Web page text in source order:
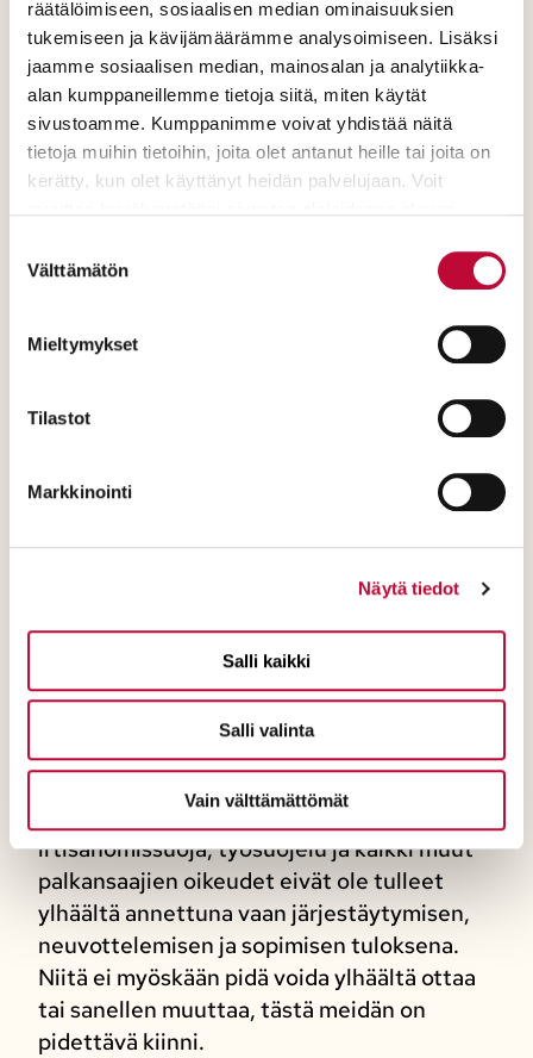
räätälöimiseen, sosiaalisen median ominaisuuksien
tukemiseen ja kävijämäärämme analysoimiseen. Lisäksi
jaamme sosiaalisen median, mainosalan ja analytiikka-
alan kumppaneillemme tietoja siitä, miten käytät
sivustoamme. Kumppanimme voivat yhdistää näitä
tietoja muihin tietoihin, joita olet antanut heille tai joita on
kerätty, kun olet käyttänyt heidän palvelujaan. Voit
valinta
Välttämätön
Mieltymykset
Tilastot
Markkinointi
Näytä tiedot
Salli kaikki
Salli valinta
Vain välttämättömät
lomarahaleikkausten, aktiivimallin,
vuorotteluvapaaleikkauksen,
työvoimapoliittisen koulutuksen
romahduttamisen, koeajan pidennyksen,
työttömyysturvan leikkausten, karenssien
pidentämisen ja takaisinottovelvollisuuden
lyhentämisellä hallitus on onnistunut
Sipilän hallitus ei ole sitoutunut Suomen
työelämälainsäädännön perusperiaatteisiin,
jotka tähän asti ovat olleet sopiminen ja
suojeleminen.
Kun maan hallitus ei ole sitoutunut
tekee kaikkensa sopimisen kulttuurin
romuttamiseksi, on meidän tehtävämme
työmarkkinoita. Parhaiten onnistumme
siinä, kun ammatillinen ja poliittinen
työväenliike toimii yhteistyössä ja rakentaa
tätä maata yhdessä.
8 tunnin työpäivä, työehdot,
irtisanomissuoja, työsuojelu ja kaikki muut
palkansaajien oikeudet eivät ole tulleet
ylhäältä annettuna vaan järjestäytymisen,
neuvottelemisen ja sopimisen tuloksena.
Niitä ei myöskään pidä voida ylhäältä ottaa
tai sanellen muuttaa, tästä meidän on
pidettävä kiinni.